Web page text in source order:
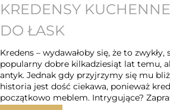
KREDENSY
DO ŁASK
Kredens – wydawałoby się, że to
popularny dobre kilkadziesiąt lat temu,
antyk. Jednak gdy przyjrzymy się mu
historia jest dość ciekawa, ponieważ
początkowo meblem. Intrygujące?